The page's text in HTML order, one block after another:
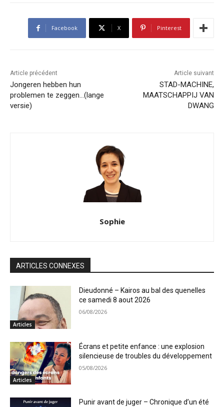
Facebook X Pinterest
Article précédent
Jongeren hebben hun
problemen te zeggen…(lange
versie)
Article suivant
STAD-MACHINE,
MAATSCHAPPIJ VAN
DWANG
Sophie
ARTICLES CONNEXES
Articles
Dieudonné – Kairos au bal des quenelles
ce samedi 8 aout 2026
06/08/2026
Articles
Écrans et petite enfance : une explosion
silencieuse de troubles du développement
05/08/2026
Punir avant de juger – Chronique d’un été